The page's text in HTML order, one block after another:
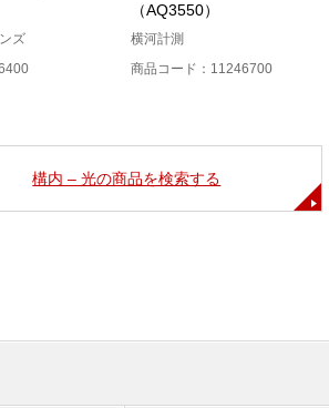
ズ
（AQ3550）
横河計測
商品コード：11246700
構内 – 光の商品を検索する